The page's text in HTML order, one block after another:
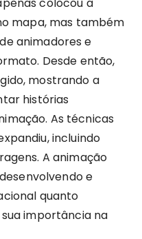
mapa, mas também
animadores e
Desde então,
mostrando a
histórias
As técnicas
incluindo
A animação
e
quanto
importância na